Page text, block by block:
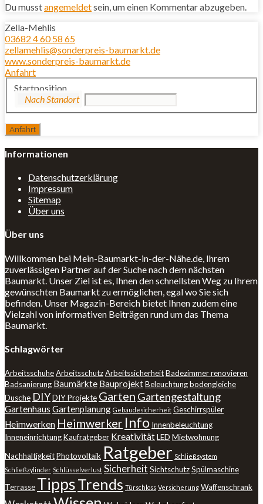
Du musstangemeldetsein, um einen Kommentar abzugeben.
Zella-Mehlis
03682 4 60 58 65
zellamehlis@sonderpreis-baumarkt.de
www.sonderpreis-baumarkt.de
Anfahrt
Startposition
Informationen
Datenschutzerklärung
Impressum
Sitemap
Über uns
Über uns
Willkommen bei Mein-Baumarkt-in-der-Nähe.de, Ihrem
zuverlässigen Partner auf der Suche nach dem nächsten
Baumarkt. Unser Ziel ist es, Ihnen den schnellsten Weg zu Ihrem
gewünschten Baumarkt zu ermöglichen, egal wo Sie sich
befinden. Unser Magazin-Bereich bietet Ihnen zudem eine
Vielzahl von informativen Beiträgen rund um das Thema
Baumarkt.
Schlagwörter
ArbeitsschuheArbeitsschutzArbeitssicherheitBadezimmer renovieren
Badsanierung Baumärkte BauprojektBeleuchtungbodengleiche
Dusche DIYDIY Projekte Garten Gartengestaltung
Gartenhaus Gartenplanung Gebäudesicherheit Geschirrspüler
Heimwerken Heimwerker Info Innenbeleuchtung
InneneinrichtungKaufratgeber KreativitätLED Mietwohnung
NachhaltigkeitPhotovoltaik Ratgeber Schließsystem
Schließzylinder Schlüsselverlust Sicherheit SichtschutzSpülmaschine
Terrasse TippsTrends Türschloss Versicherung Waffenschrank